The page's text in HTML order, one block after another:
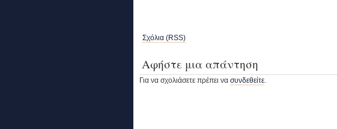
Σχόλια (RSS)
Αφήστε μια απάντηση
Για να σχολιάσετε πρέπει να συνδεθείτε.